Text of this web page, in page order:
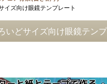
イズ向け眼鏡テンプレート
いどサイズ向け眼鏡テン